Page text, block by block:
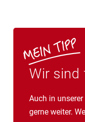
Wir sind
Auch in
gerne weiter.